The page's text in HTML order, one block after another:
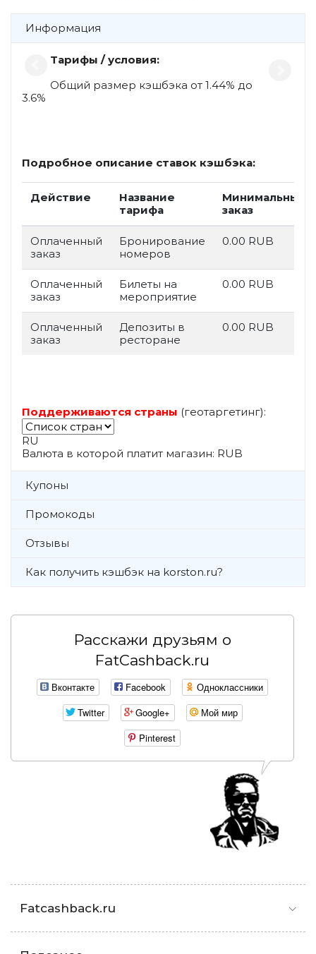
Информация
Тарифы / условия:
Общий размер кэшбэка от 1.44% до
3.6%
Подробное описание ставок кэшбэка:
Действие
Название
тарифа
Минимальный
заказ
Оплаченный
заказ
Бронирование
номеров
0.00 RUB
Оплаченный
заказ
Билеты на
мероприятие
0.00 RUB
Оплаченный
заказ
Депозиты в
ресторане
0.00 RUB
Поддерживаются страны (геотаргетинг):
RU
Валюта в которой платит магазин: RUB
Купоны
Промокоды
Отзывы
Как получить кэшбэк на korston.ru?
Расскажи друзьям о
FatCashback.ru
Вконтакте Facebook
Одноклассники
Twitter
Google+
Мой мир
Pinterest
Fatcashback.ru